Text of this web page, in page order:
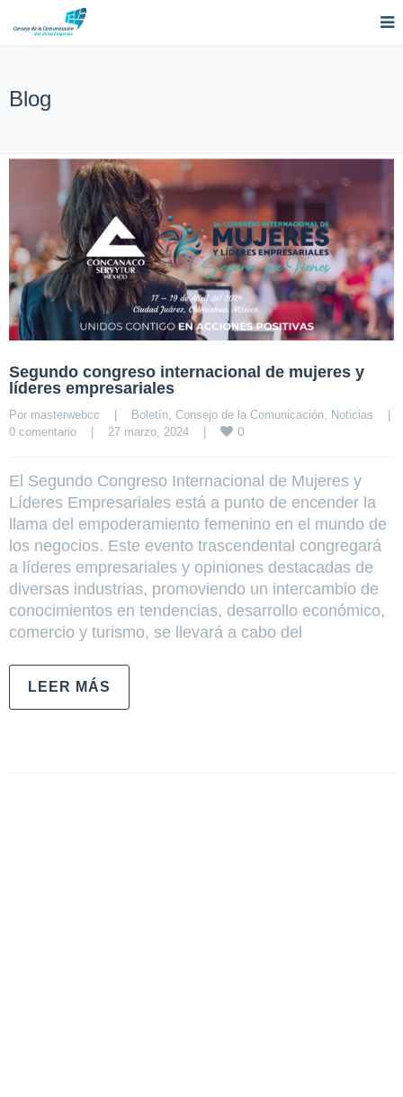
Blog
Segundo congreso internacional de mujeres y
líderes empresariales
Por masterwebcc | Boletín Consejo de la Comunicación Noticias
|
0 comentario
| 27 marzo, 2024 | 0
El Segundo Congreso Internacional de Mujeres y
Líderes Empresariales está a punto de encender la
llama del empoderamiento femenino en el mundo de
los negocios. Este evento trascendental congregará
a líderes empresariales y opiniones destacadas de
diversas industrias, promoviendo un intercambio de
conocimientos en tendencias, desarrollo económico,
comercio y turismo, se llevará a cabo del
LEER MÁS